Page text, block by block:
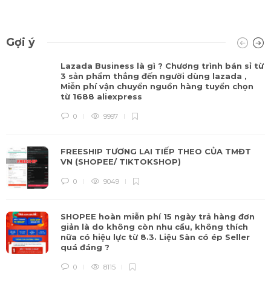
Gợi ý
Lazada Business là gì ? Chương trình bán sỉ từ
3 sản phẩm thẳng đến người dùng lazada ,
Miễn phí vận chuyển nguồn hàng tuyển chọn
từ 1688 aliexpress
0 9997
FREESHIP TƯƠNG LAI TIẾP THEO CỦA TMĐT
VN (SHOPEE/ TIKTOKSHOP)
0 9049
SHOPEE hoàn miễn phí 15 ngày trả hàng đơn
giản là do không còn nhu cầu, không thích
nữa có hiệu lực từ 8.3. Liệu Sàn có ép Seller
quá đáng ?
0 8115